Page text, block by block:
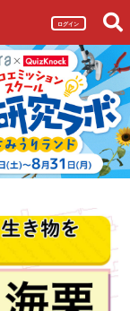
ログイン